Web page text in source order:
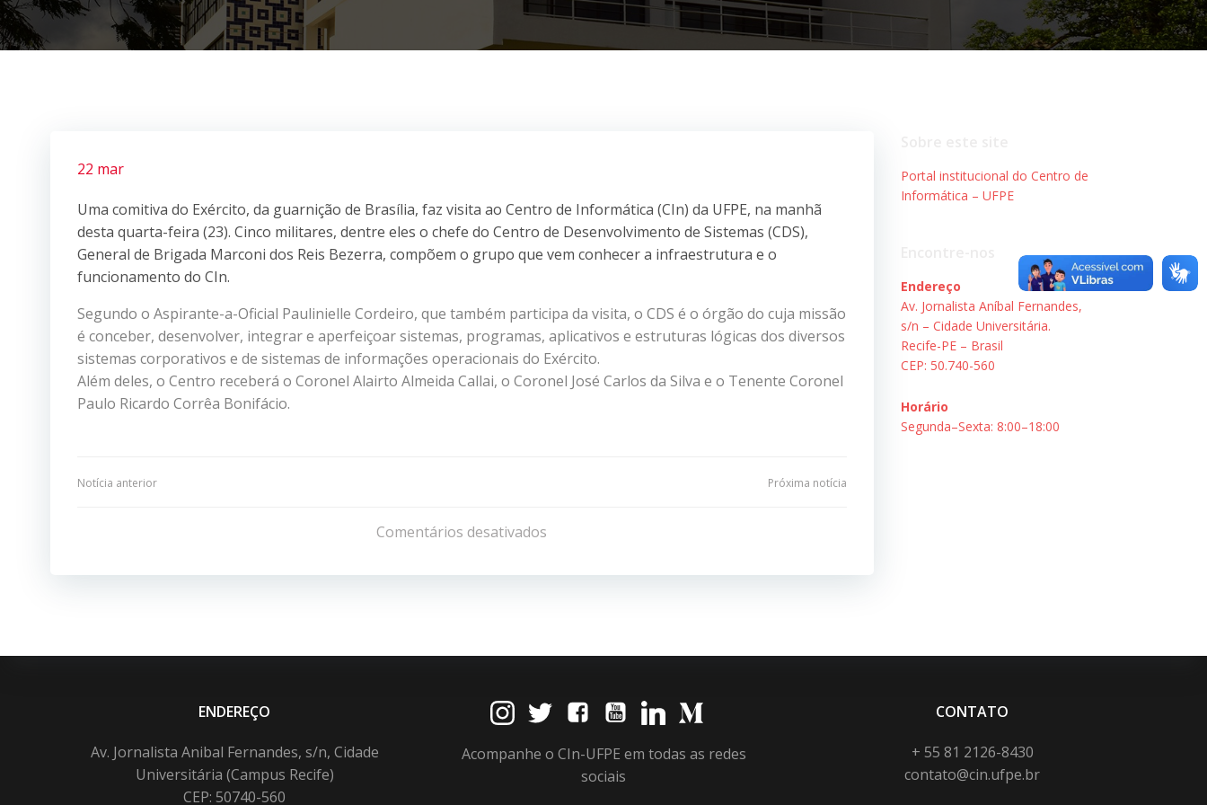
22 mar
Uma comitiva do Exército, da guarnição de Brasília, faz visita ao Centro de Informática (CIn) da UFPE, na manhã
desta quarta-feira (23). Cinco militares, dentre eles o chefe do Centro de Desenvolvimento de Sistemas (CDS),
General de Brigada Marconi dos Reis Bezerra, compõem o grupo que vem conhecer a infraestrutura e o
funcionamento do CIn.
Segundo o Aspirante-a-Oficial Paulinielle Cordeiro, que também participa da visita, o CDS é o órgão do cuja missão
é conceber, desenvolver, integrar e aperfeiçoar sistemas, programas, aplicativos e estruturas lógicas dos diversos
sistemas corporativos e de sistemas de informações operacionais do Exército.
Além deles, o Centro receberá o Coronel Alairto Almeida Callai, o Coronel José Carlos da Silva e o Tenente Coronel
Paulo Ricardo Corrêa Bonifácio.
Navegação
Post
Notícia anterior
de
Post
Próxima notícia
Comentários desativados
Portal institucional do Centro de
Informática – UFPE
Endereço
Av. Jornalista Aníbal Fernandes,
s/n – Cidade Universitária.
Recife-PE – Brasil
CEP: 50.740-560
Horário
Segunda–Sexta: 8:00–18:00
ENDEREÇO
Av. Jornalista Anibal Fernandes, s/n, Cidade
Universitária (Campus Recife)
CEP: 50740-560
Acompanhe o CIn-UFPE em todas as redes
sociais
CONTATO
+ 55 81 2126-8430
contato@cin.ufpe.br